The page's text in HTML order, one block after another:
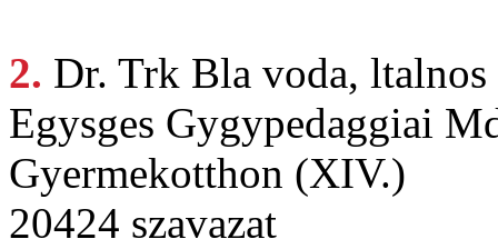
2. Dr. Trk Bla voda,
Egysges Gygypedaggiai
Gyermekotthon (XIV.)
20424 szavazat